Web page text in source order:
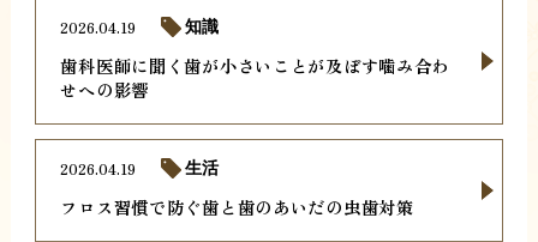
歯科医師に聞く歯が小さいことが及ぼす噛み合わ
せへの影響
2026.04.19 知識
フロス習慣で防ぐ歯と歯のあいだの虫歯対策
2026.04.19 生活